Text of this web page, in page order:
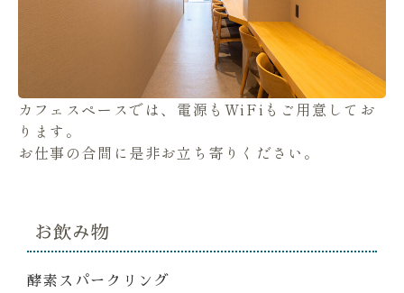
カフェスペースでは、電源もWiFiもご用意してお
ります。
お仕事の合間に是非お立ち寄りください。
お飲み物
酵素スパークリング